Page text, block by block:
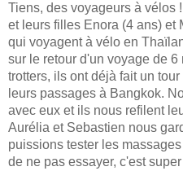
Tiens, des voyageurs à vélos
et leurs filles Enora (4 ans) et
qui voyagent à vélo en
sur le retour d'un voyage de
trotters, ils ont déjà fait un
leurs passages à Bangkok.
avec eux et ils nous refilent
Aurélia et Sebastien nous
puissions tester les
de ne pas essayer, c'est